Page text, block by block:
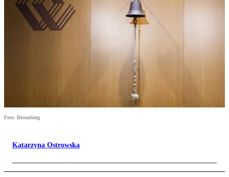
Foto: Bloomberg
Katarzyna Ostrowska